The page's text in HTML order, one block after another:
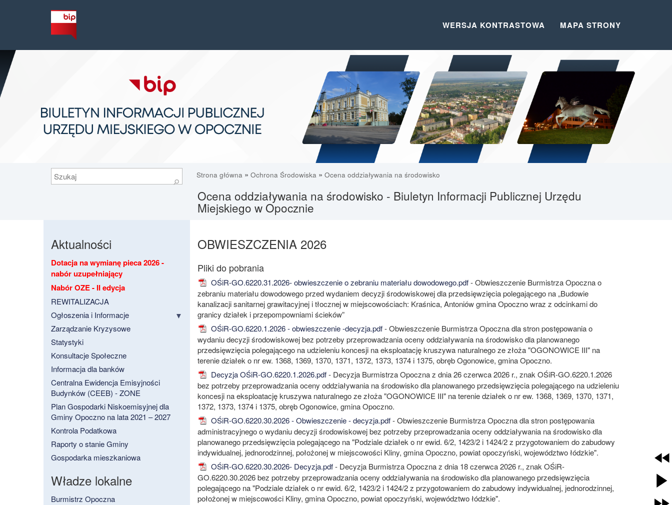
WERSJA KONTRASTOWA MAPA STRONY
Szukaj
⚲
Strona główna » Ochrona Środowiska» Ocena oddziaływania na środowisko
Ocena oddziaływania na środowisko - Biuletyn Informacji Publicznej Urzędu
Miejskiego w Opocznie
Aktualności
Dotacja na wymianę pieca 2026 -
nabór uzupełniający
Nabór OZE - II edycja
REWITALIZACJA
Ogłoszenia i Informacje
Zarządzanie Kryzysowe
Statystyki
Konsultacje Społeczne
Informacja dla banków
Centralna Ewidencja Emisyjności
Budynków (CEEB) - ZONE
Plan Gospodarki Niskoemisyjnej dla
Gminy Opoczno na lata 2021 – 2027
Kontrola Podatkowa
Raporty o stanie Gminy
Gospodarka mieszkaniowa
Władze lokalne
Burmistrz Opoczna
OBWIESZCZENIA 2026
OŚiR-GO.6220.31.2026- obwieszczenie o zebraniu materiału dowodowego.pdf - Obwieszczenie Burmistrza Opoczna o
zebraniu materiału dowodowego przed wydaniem decyzji środowiskowej dla przedsięwzięcia polegającego na „Budowie
kanalizacji sanitarnej grawitacyjnej i tłocznej w miejscowościach: Kraśnica, Antoniów gmina Opoczno wraz z odcinkami do
granicy działek i przepompowniami ścieków”
OŚiR-GO.6220.1.2026 - obwieszczenie -decyzja.pdf - Obwieszczenie Burmistrza Opoczna dla stron postępowania o
wydaniu decyzji środowiskowej bez potrzeby przeprowadzania oceny oddziaływania na środowisko dla planowanego
przedsięwzięcia polegającego na udzieleniu koncesji na eksploatację kruszywa naturalnego ze złoża "OGONOWICE III" na
terenie działek o nr ew. 1368, 1369, 1370, 1371, 1372, 1373, 1374 i 1375, obręb Ogonowice, gmina Opoczno.
Decyzja OŚiR-GO.6220.1.2026.pdf - Decyzja Burmistrza Opoczna z dnia 26 czerwca 2026 r., znak OŚiR-GO.6220.1.2026
bez potrzeby przeprowadzania oceny oddziaływania na środowisko dla planowanego przedsięwzięcia polegającego na udzieleniu
koncesji na eksploatację kruszywa naturalnego ze złoża "OGONOWICE III" na terenie działek o nr ew. 1368, 1369, 1370, 1371,
1372, 1373, 1374 i 1375, obręb Ogonowice, gmina Opoczno.
OŚiR-GO.6220.30.2026 - Obwieszczenie - decyzja.pdf - Obwieszczenie Burmistrza Opoczna dla stron postępowania
administracyjnego o wydaniu decyzji środowiskowej bez potrzeby przeprowadzania oceny oddziaływania na środowisko dla
planowanego przedsięwzięcia polegającego na "Podziale działek o nr ewid. 6/2, 1423/2 i 1424/2 z przygotowaniem do zabudowy
indywidualnej, jednorodzinnej, położonej w miejscowości Kliny, gmina Opoczno, powiat opoczyński, województwo łódzkie".
OŚiR-GO.6220.30.2026- Decyzja.pdf - Decyzja Burmistrza Opoczna z dnia 18 czerwca 2026 r., znak OŚiR-
GO.6220.30.2026 bez potrzeby przeprowadzania oceny oddziaływania na środowisko dla planowanego przedsięwzięcia
polegającego na "Podziale działek o nr ewid. 6/2, 1423/2 i 1424/2 z przygotowaniem do zabudowy indywidualnej, jednorodzinnej,
położonej w miejscowości Kliny, gmina Opoczno, powiat opoczyński, województwo łódzkie".